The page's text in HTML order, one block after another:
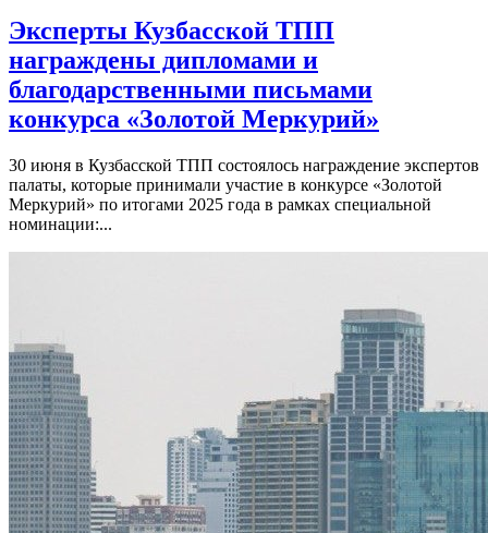
Эксперты Кузбасской ТПП
награждены дипломами и
благодарственными письмами
конкурса «Золотой Меркурий»
30 июня в Кузбасской ТПП состоялось награждение экспертов
палаты, которые принимали участие в конкурсе «Золотой
Меркурий» по итогами 2025 года в рамках специальной
номинации:...